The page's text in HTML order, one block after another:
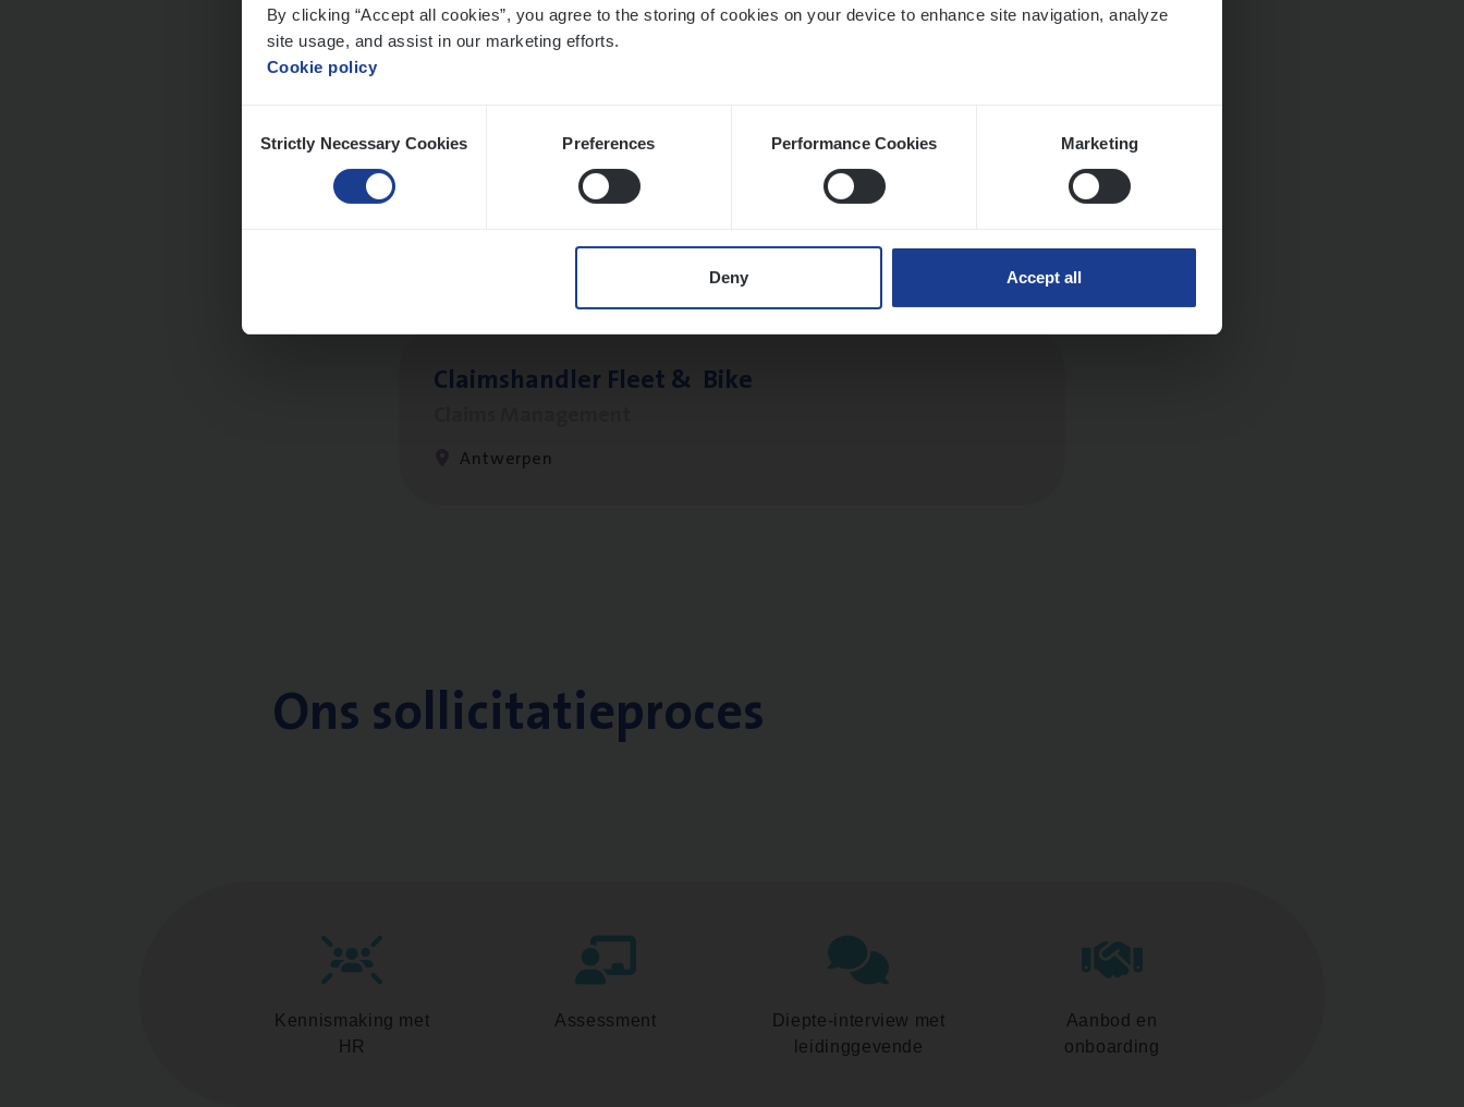
By clicking “Accept all cookies”, you agree to the storing of cookies on your device to enhance site navigation, analyze
site usage, and assist in our marketing efforts.
Cookie policy
Selection
Strictly Necessary Cookies Preferences Performance Cookies Marketing
Deny Accept all
Antwerpen
Test Ana­lyst
IT, Change & Innovation
Claims­hand­ler Fleet& Bike
Antwerpen
Ons sollicitatieproces
Kennismaking met
HR
Assessment
Diepte-interview met
leidinggevende
Aanbod en
onboarding